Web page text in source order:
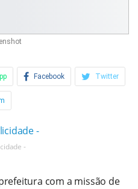
Facebook Twitter
-
com a missão de